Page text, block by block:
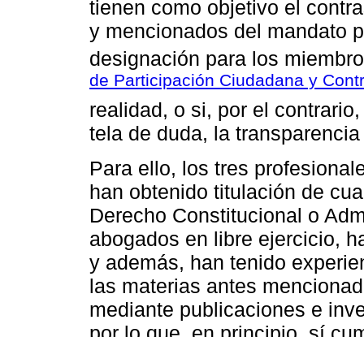
tienen como objetivo el
y mencionados del mandato
designación para los
de Participación Ciudadana y
realidad, o si, por el
tela de duda, la
Para ello, los tres
han obtenido titulación de
Derecho Constitucional o
abogados en libre ejercicio,
y además, han tenido
las materias antes
mediante publicaciones e